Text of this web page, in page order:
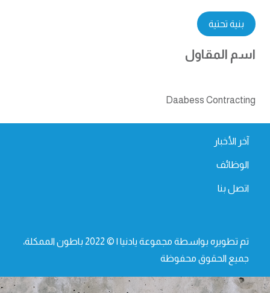
بنية تحتية
اسم المقاول
Daabess Contracting
آخر الأخبار
الوظائف
اتصل بنا
تم تطويره بواسطة مجموعة يادنيا | © 2022 باطون الممكلة،
جميع الحقوق محفوظة